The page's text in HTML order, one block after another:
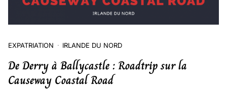
EXPATRIATION IRLANDE DU NORD
De Derry à Ballycastle : Roadtrip sur la
Causeway Coastal Road